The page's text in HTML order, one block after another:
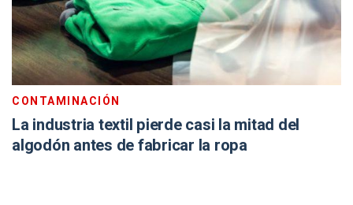
CONTAMINACIÓN
La industria textil pierde casi la mitad del
algodón antes de fabricar la ropa